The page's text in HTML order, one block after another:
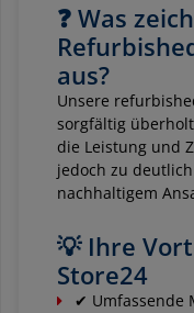
❓ Was
aus?
Unsere
sorgfältig
die Leistung und
jedoch zu
nachhaltigem
💡 Ihre
Store24
✔ Umfassende